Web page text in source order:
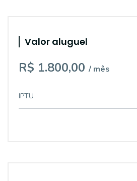
Valor aluguel
R$ 1.800,00 / mês
IPTU